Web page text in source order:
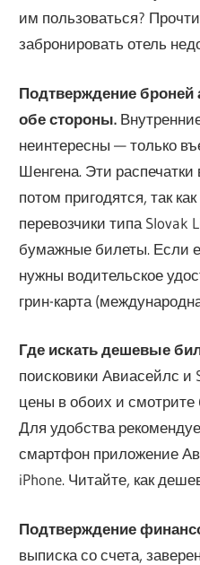
им пользоваться?
забронировать отель
Подтверждение
обе стороны.
неинтересны — только
Шенгена. Эти
потом пригодятся, так
перевозчики типа Slovak
бумажные билеты. Если
нужны водительское
грин-карта
Где искать дешевые
поисковики Авиасейлс и
цены в обоих и
Для удобства
смартфон приложение
iPhone. Читайте, как
Подтверждение
выписка со счета,